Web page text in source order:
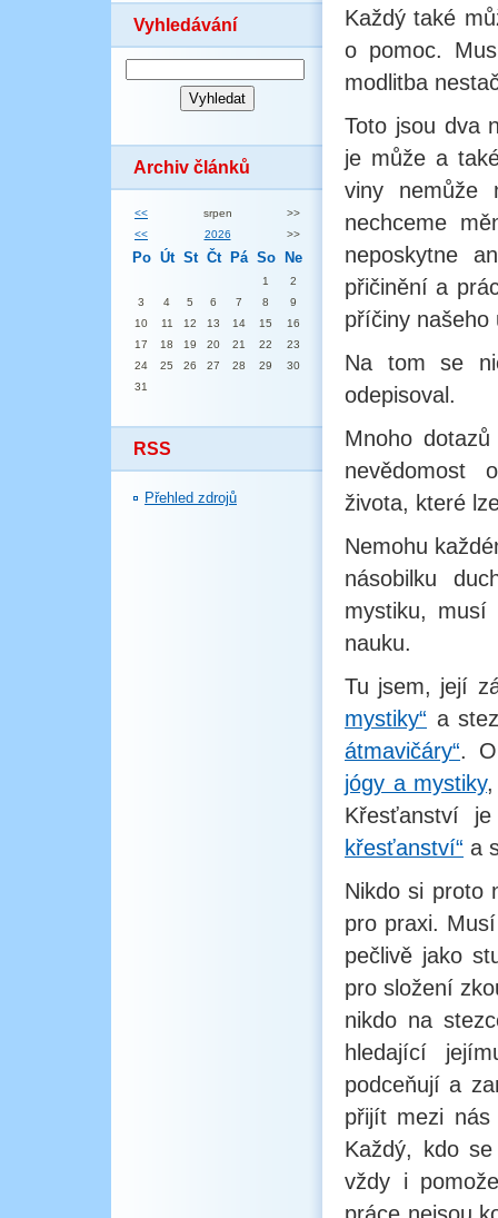
Vyhledávání
Archiv článků
<< srpen
>>
<<
2026 >>
Po Út St Čt Pá So Ne
1
2
3
4 5 6 7 8
9
10
11 12 13 14 15
16
17
18 19 20 21 22
23
24
25 26 27 28 29
30
31
RSS
Přehled zdrojů
Každý také
o pomoc.
modlitba
Toto jsou dva
je může a
viny nemůže
nechceme
neposkytne
přičinění a
příčiny našeho
Na tom se
odepisoval.
Mnoho
nevědomost
života, které
Nemohu
násobilku
mystiku, musí
nauku.
Tu jsem, její
mystiky“ a
átmavičáry“.
jógy a mystiky,
Křesťanství
křesťanství“ a
Nikdo si proto
pro praxi.
pečlivě jako
pro složení
nikdo na
hledající
podceňují a
přijít mezi
Každý, kdo
vždy i